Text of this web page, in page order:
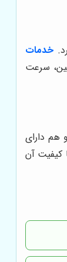
خدمات
سرعت
هم دارای
کیفیت آن